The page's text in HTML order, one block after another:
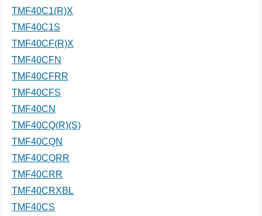
TMF40C1(R)X
TMF40C1S
TMF40CF(R)X
TMF40CFN
TMF40CFRR
TMF40CFS
TMF40CN
TMF40CQ(R)(S)
TMF40CQN
TMF40CQRR
TMF40CRR
TMF40CRXBL
TMF40CS